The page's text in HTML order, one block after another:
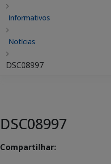
Informativos
Notícias
DSC08997
DSC08997
Compartilhar: